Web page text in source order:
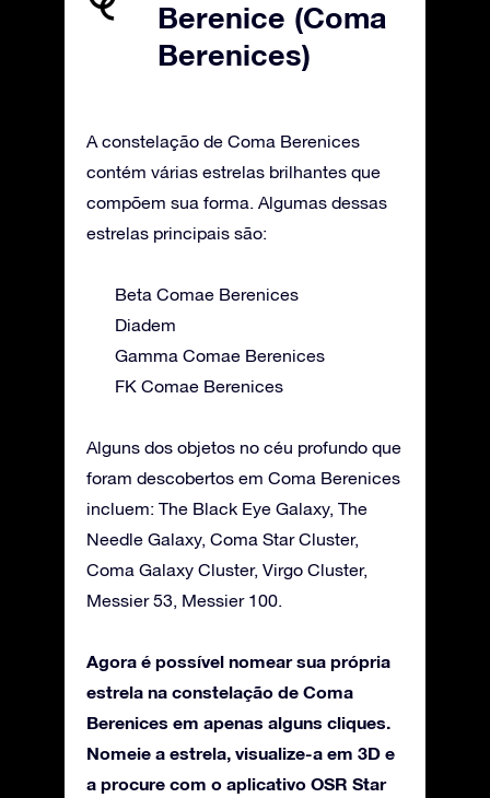
Berenice (Coma
Berenices)
A constelação de Coma Berenices
contém várias estrelas brilhantes que
compõem sua forma. Algumas dessas
estrelas principais são:
Beta Comae Berenices
Diadem
Gamma Comae Berenices
FK Comae Berenices
Alguns dos objetos no céu profundo que
foram descobertos em Coma Berenices
incluem: The Black Eye Galaxy, The
Needle Galaxy, Coma Star Cluster,
Coma Galaxy Cluster, Virgo Cluster,
Messier 53, Messier 100.
Agora é possível nomear sua própria
estrela na constelação de Coma
Berenices em apenas alguns cliques.
Nomeie a estrela, visualize-a em 3D e
a procure com o aplicativo OSR Star